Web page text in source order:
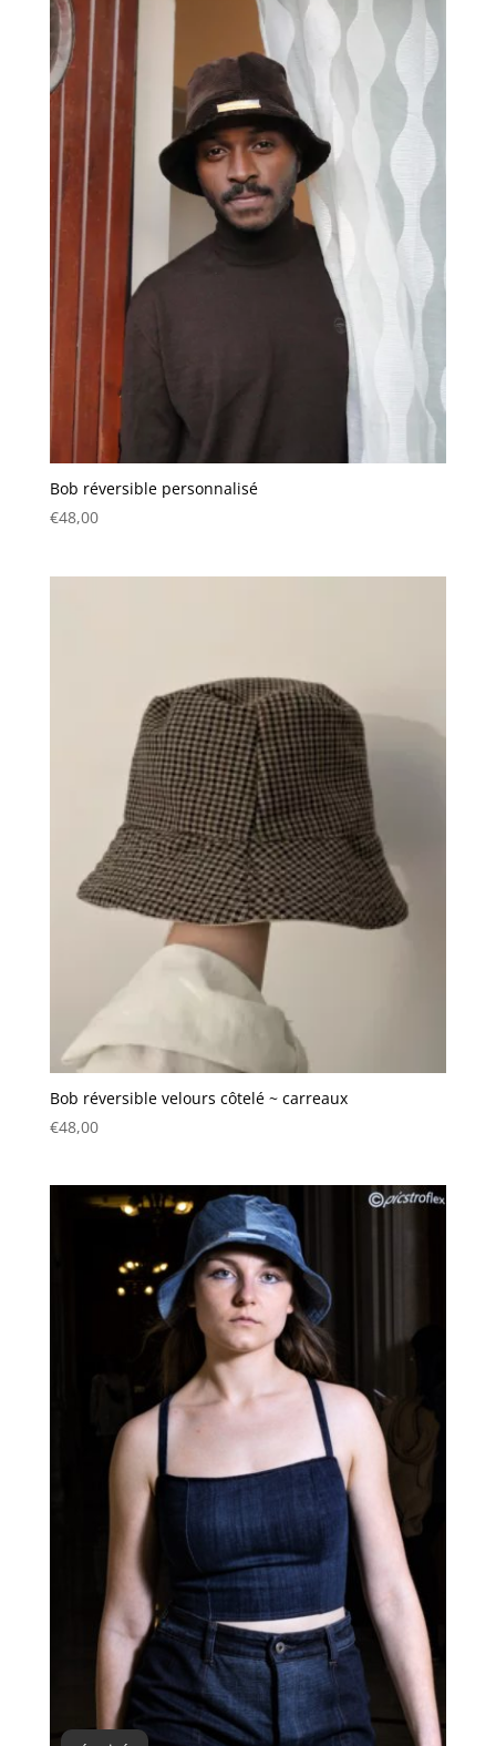
Bob réversible personnalisé
€48,00
Bob réversible velours côtelé ~ carreaux
€48,00